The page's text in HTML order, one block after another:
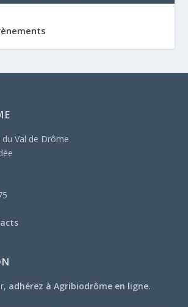
Val de Drôme
adhérez à Agribiodrôme en ligne.